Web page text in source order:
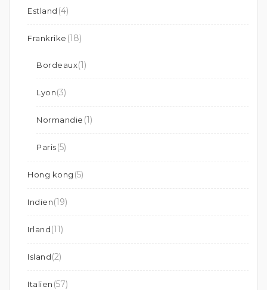
Estland (4)
Frankrike (18)
Bordeaux(1)
Lyon(3)
Normandie (1)
Paris(5)
Hong kong (5)
Indien(19)
Irland(11)
Island(2)
Italien (57)